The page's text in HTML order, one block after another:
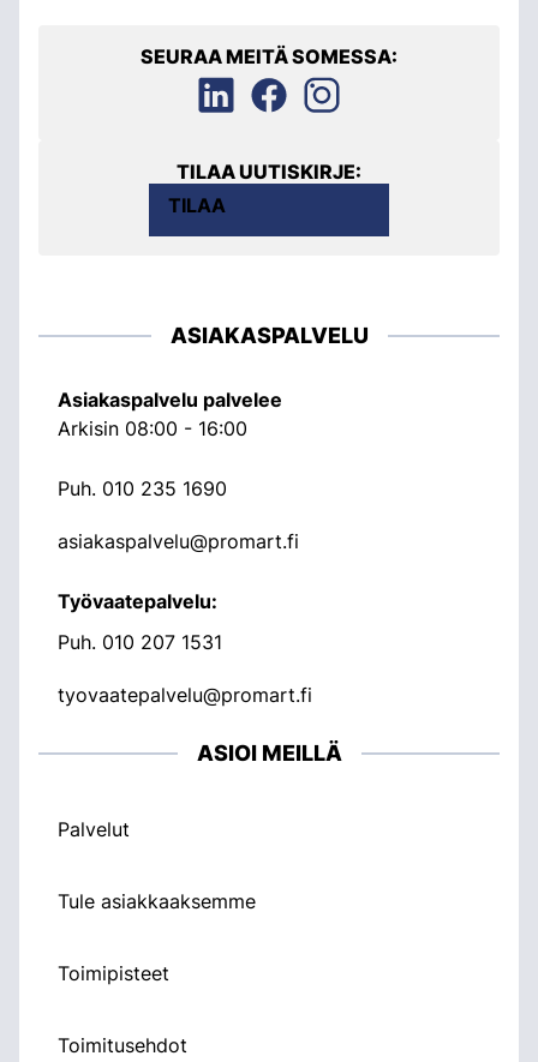
SEURAA MEITÄ SOMESSA:
TILAA UUTISKIRJE:
TILAA
ASIAKASPALVELU
Asiakaspalvelu palvelee
Arkisin 08:00 - 16:00
Puh. 010 235 1690
asiakaspalvelu@promart.fi
Työvaatepalvelu:
Puh. 010 207 1531
tyovaatepalvelu@promart.fi
ASIOI MEILLÄ
Palvelut
Tule asiakkaaksemme
Toimipisteet
Toimitusehdot